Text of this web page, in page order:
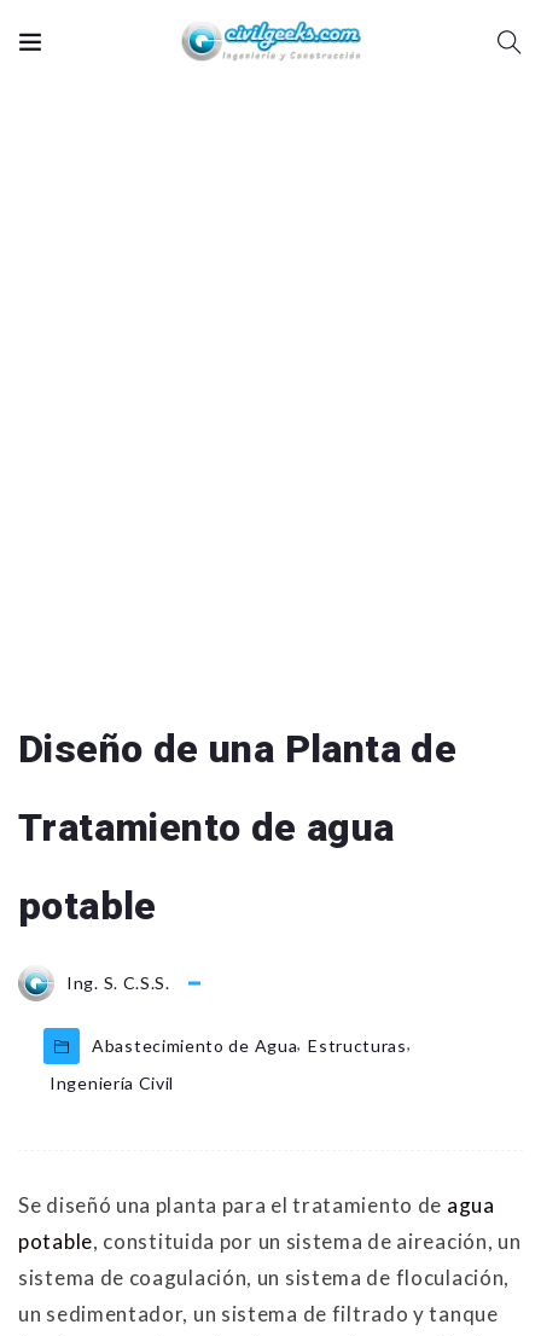
Diseño de una Planta de
Tratamiento de agua
potable
Ing. S. C.S.S.
Abastecimiento de Agua, Estructuras,
Ingeniería Civil
Se diseñó una planta para el tratamiento de agua
potable, constituida por un sistema de aireación, un
sistema de coagulación, un sistema de floculación,
un sedimentador, un sistema de filtrado y tanque